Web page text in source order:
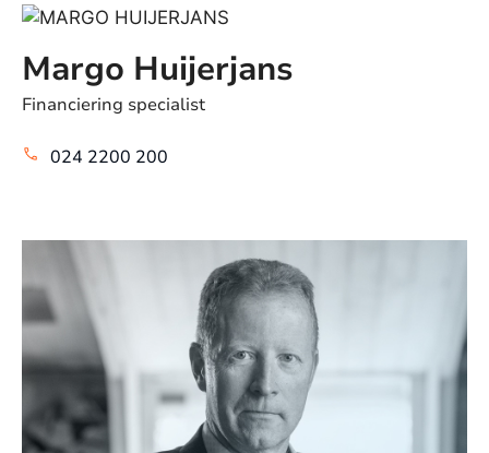
Margo Huijerjans
Financiering specialist
024 2200 200